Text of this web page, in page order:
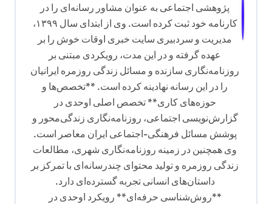
پژوهشی اجتماعی به عنوان مشاور رسانه‌ای را در
کارنامه خود ثبت کرده است. وی از ابتدای سال ۱۳۹۹،
مدیریت و سردبیری سایت خبری اوقات خوش را بر
عهده گرفته و در این مدت، رویکردی مبتنی بر
روزنامه‌نگاری سازنده و مسائل زندگی روزمره ایرانیان
را در این رسانه نهادینه کرده است. **تخصص‌ها و
حوزه‌های کاری** تخصص اصلی اوحدی در
گزارش‌نویسی اجتماعی، روزنامه‌نگاری زندگی‌محور و
پوشش مسائل فرهنگی-اجتماعی ایران معاصر است.
وی همچنین در زمینه روزنامه‌نگاری شهری، مطالعات
زندگی روزمره و تولید محتوای چندرسانه‌ای با تمرکز بر
داستان‌های انسانی تجربه گسترده‌ای دارد.
**روش‌شناسی حرفه‌ای** رویکرد اوحدی در